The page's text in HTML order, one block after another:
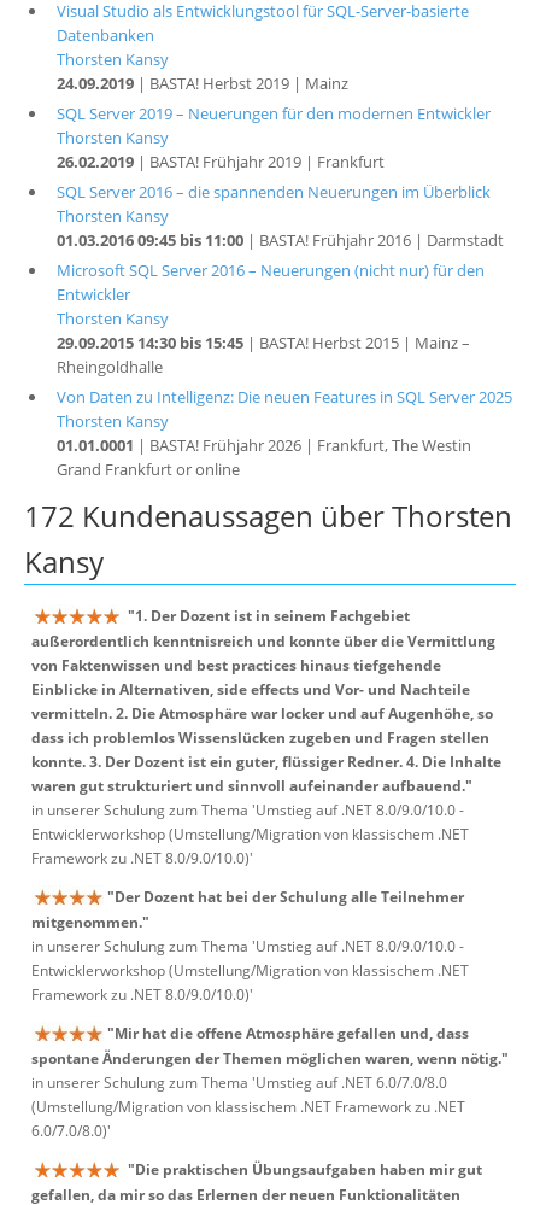
Visual Studio als Entwicklungstool für SQL-Server-basierte
Datenbanken
Thorsten Kansy
24.09.2019| BASTA! Herbst 2019 | Mainz
SQL Server 2019 – Neuerungen für den modernen Entwickler
Thorsten Kansy
26.02.2019| BASTA! Frühjahr 2019 | Frankfurt
SQL Server 2016 – die spannenden Neuerungen im Überblick
Thorsten Kansy
01.03.2016 09:45 bis 11:00| BASTA! Frühjahr 2016 | Darmstadt
Microsoft SQL Server 2016 – Neuerungen (nicht nur) für den
Entwickler
Thorsten Kansy
29.09.2015 14:30 bis 15:45| BASTA! Herbst 2015 | Mainz –
Rheingoldhalle
Von Daten zu Intelligenz: Die neuen Features in SQL Server 2025
Thorsten Kansy
01.01.0001 | BASTA! Frühjahr 2026 | Frankfurt, The Westin
Grand Frankfurt or online
172 Kundenaussagen über Thorsten
Kansy
"1. Der Dozent ist in seinem Fachgebiet
außerordentlich kenntnisreich und konnte über die Vermittlung
von Faktenwissen und best practices hinaus tiefgehende
Einblicke in Alternativen, side effects und Vor- und Nachteile
vermitteln. 2. Die Atmosphäre war locker und auf Augenhöhe, so
dass ich problemlos Wissenslücken zugeben und Fragen stellen
konnte. 3. Der Dozent ist ein guter, flüssiger Redner. 4. Die Inhalte
waren gut strukturiert und sinnvoll aufeinander aufbauend."
in unserer Schulung zum Thema 'Umstieg auf .NET 8.0/9.0/10.0 -
Entwicklerworkshop (Umstellung/Migration von klassischem .NET
Framework zu .NET 8.0/9.0/10.0)'
"Der Dozent hat bei der Schulung alle Teilnehmer
mitgenommen."
in unserer Schulung zum Thema 'Umstieg auf .NET 8.0/9.0/10.0 -
Entwicklerworkshop (Umstellung/Migration von klassischem .NET
Framework zu .NET 8.0/9.0/10.0)'
"Mir hat die offene Atmosphäre gefallen und, dass
spontane Änderungen der Themen möglichen waren, wenn nötig."
in unserer Schulung zum Thema 'Umstieg auf .NET 6.0/7.0/8.0
(Umstellung/Migration von klassischem .NET Framework zu .NET
6.0/7.0/8.0)'
"Die praktischen Übungsaufgaben haben mir gut
gefallen, da mir so das Erlernen der neuen Funktionalitäten